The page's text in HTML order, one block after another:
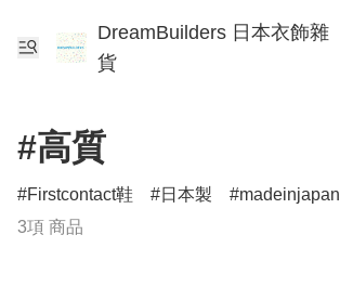
DreamBuilders 日本衣飾雜
貨
#高質
Firstcontact鞋 日本製 madeinjapan
3項 商品